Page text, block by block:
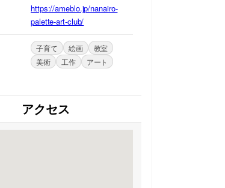
https://ameblo.jp/nanairo-
palette-art-club/
子育て 絵画
教室
美術
工作 アート
アクセス